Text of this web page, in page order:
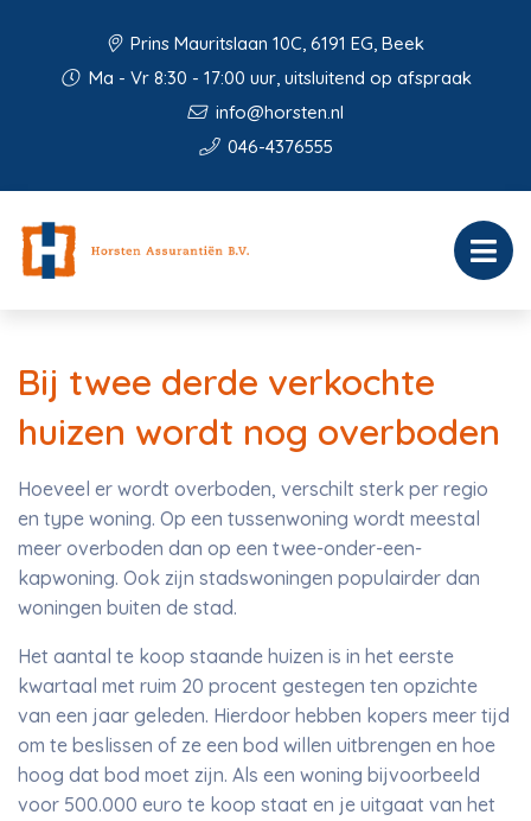
Prins Mauritslaan 10C, 6191 EG, Beek
Ma - Vr 8:30 - 17:00 uur, uitsluitend op afspraak
info@horsten.nl
046-4376555
Bij twee derde verkochte
huizen wordt nog overboden
Hoeveel er wordt overboden, verschilt sterk per regio
en type woning. Op een tussenwoning wordt meestal
meer overboden dan op een twee-onder-een-
kapwoning. Ook zijn stadswoningen populairder dan
woningen buiten de stad.
Het aantal te koop staande huizen is in het eerste
kwartaal met ruim 20 procent gestegen ten opzichte
van een jaar geleden. Hierdoor hebben kopers meer tijd
om te beslissen of ze een bod willen uitbrengen en hoe
hoog dat bod moet zijn. Als een woning bijvoorbeeld
voor 500.000 euro te koop staat en je uitgaat van het